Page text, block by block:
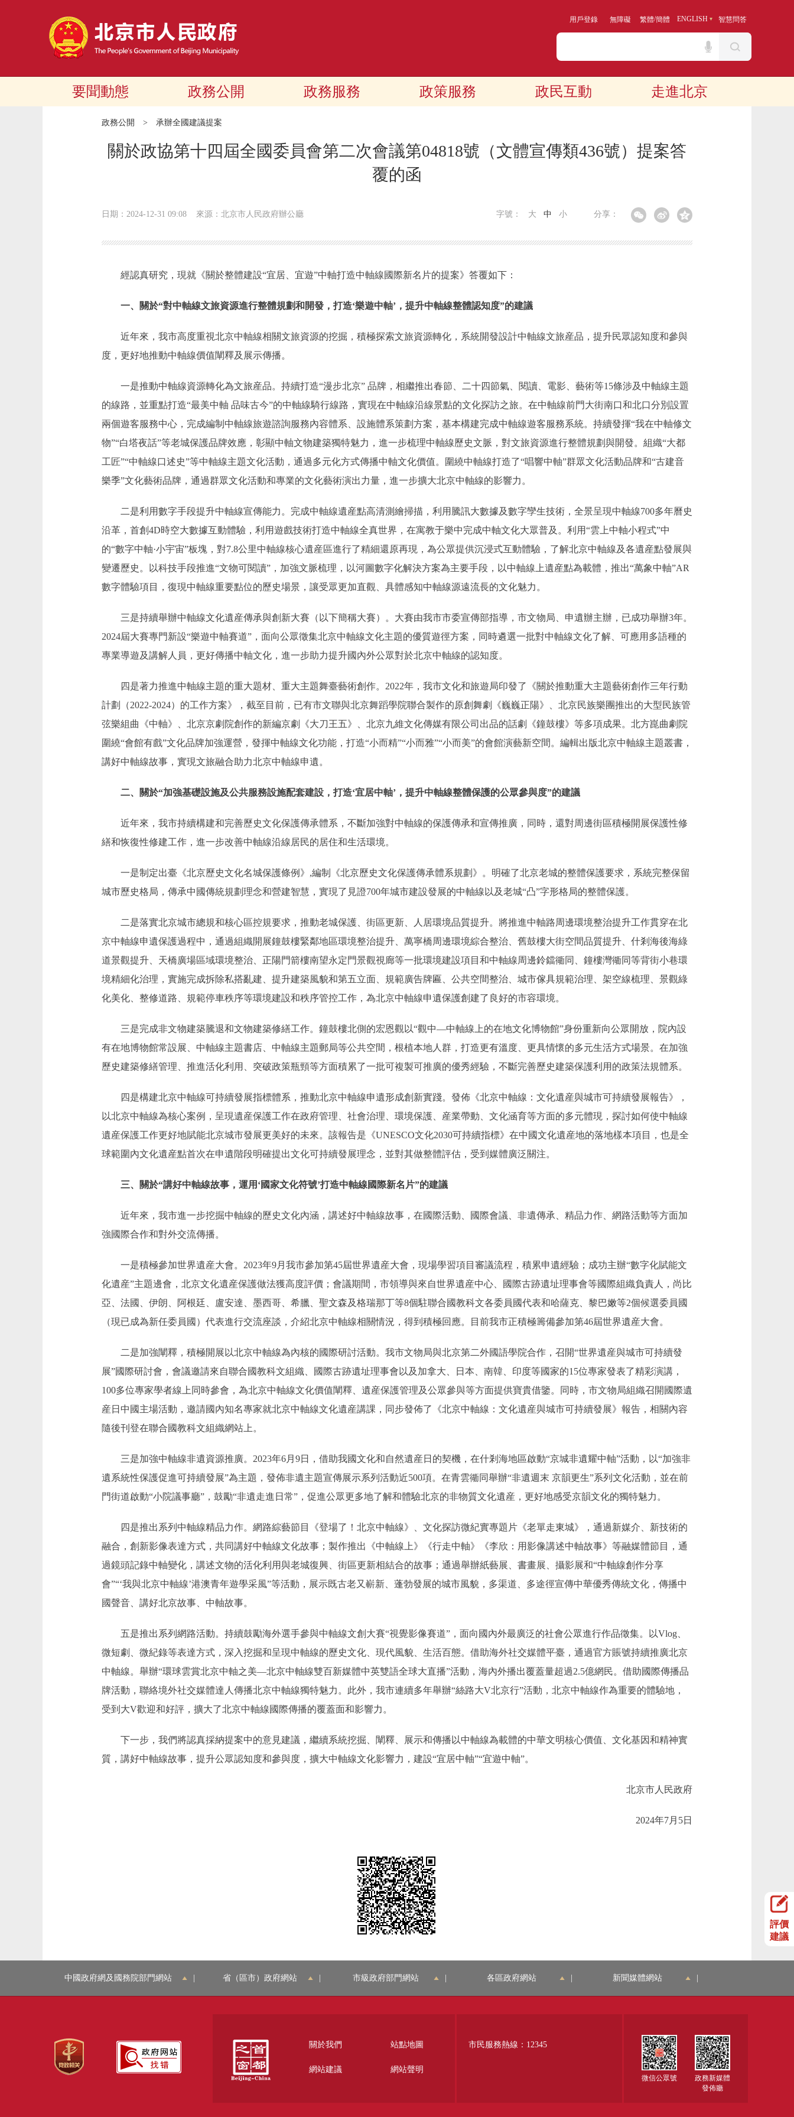
用戶登錄 無障礙 繁體/簡體 ENGLISH 智慧問答
要聞動態 政務公開 政務服務 政策服務 政民互動 走進北京
政務公開 > 承辦全國建議提案
關於政協第十四屆全國委員會第二次會議第04818號（文體宣傳類436號）提案答
覆的函
日期：2024-12-31 09:08 來源：北京市人民政府辦公廳 分享：
字號： 大 中 小
經認真研究，現就《關於整體建設“宜居、宜遊”中軸打造中軸線國際新名片的提案》答覆如下：
一、關於“對中軸線文旅資源進行整體規劃和開發，打造‘樂遊中軸’，提升中軸線整體認知度”的建議
近年來，我市高度重視北京中軸線相關文旅資源的挖掘，積極探索文旅資源轉化，系統開發設計中軸線文旅産品，提升民眾認知度和參與
度，更好地推動中軸線價值闡釋及展示傳播。
一是推動中軸線資源轉化為文旅産品。持續打造“漫步北京” 品牌，相繼推出春節、二十四節氣、閱讀、電影、藝術等15條涉及中軸線主題
的線路，並重點打造“最美中軸 品味古今”的中軸線騎行線路，實現在中軸線沿線景點的文化探訪之旅。在中軸線前門大街南口和北口分別設置
兩個遊客服務中心，完成編制中軸線旅遊諮詢服務內容體系、設施體系策劃方案，基本構建完成中軸線遊客服務系統。持續發揮“我在中軸修文
物”“白塔夜話”等老城保護品牌效應，彰顯中軸文物建築獨特魅力，進一步梳理中軸線歷史文脈，對文旅資源進行整體規劃與開發。組織“大都
工匠”“中軸線口述史”等中軸線主題文化活動，通過多元化方式傳播中軸文化價值。圍繞中軸線打造了“唱響中軸”群眾文化活動品牌和“古建音
樂季”文化藝術品牌，通過群眾文化活動和專業的文化藝術演出力量，進一步擴大北京中軸線的影響力。
二是利用數字手段提升中軸線宣傳能力。完成中軸線遺産點高清測繪掃描，利用騰訊大數據及數字孿生技術，全景呈現中軸線700多年曆史
沿革，首創4D時空大數據互動體驗，利用遊戲技術打造中軸線全真世界，在寓教于樂中完成中軸文化大眾普及。利用“雲上中軸小程式”中
的“數字中軸·小宇宙”板塊，對7.8公里中軸線核心遺産區進行了精細還原再現，為公眾提供沉浸式互動體驗，了解北京中軸線及各遺産點發展與
變遷歷史。以科技手段推進“文物可閱讀”，加強文脈梳理，以河圖數字化解決方案為主要手段，以中軸線上遺産點為載體，推出“萬象中軸”AR
數字體驗項目，復現中軸線重要點位的歷史場景，讓受眾更加直觀、具體感知中軸線源遠流長的文化魅力。
三是持續舉辦中軸線文化遺産傳承與創新大賽（以下簡稱大賽）。大賽由我市市委宣傳部指導，市文物局、申遺辦主辦，已成功舉辦3年。
2024屆大賽專門新設“樂遊中軸賽道”，面向公眾徵集北京中軸線文化主題的優質遊徑方案，同時遴選一批對中軸線文化了解、可應用多語種的
專業導遊及講解人員，更好傳播中軸文化，進一步助力提升國內外公眾對於北京中軸線的認知度。
四是著力推進中軸線主題的重大題材、重大主題舞臺藝術創作。2022年，我市文化和旅遊局印發了《關於推動重大主題藝術創作三年行動
計劃（2022-2024）的工作方案》，截至目前，已有市文聯與北京舞蹈學院聯合製作的原創舞劇《巍巍正陽》、北京民族樂團推出的大型民族管
弦樂組曲《中軸》、北京京劇院創作的新編京劇《大刀王五》、北京九維文化傳媒有限公司出品的話劇《鐘鼓樓》等多項成果。北方崑曲劇院
圍繞“會館有戲”文化品牌加強運營，發揮中軸線文化功能，打造“小而精”“小而雅”“小而美”的會館演藝新空間。編輯出版北京中軸線主題叢書，
講好中軸線故事，實現文旅融合助力北京中軸線申遺。
二、關於“加強基礎設施及公共服務設施配套建設，打造‘宜居中軸’，提升中軸線整體保護的公眾參與度”的建議
近年來，我市持續構建和完善歷史文化保護傳承體系，不斷加強對中軸線的保護傳承和宣傳推廣，同時，還對周邊街區積極開展保護性修
繕和恢復性修建工作，進一步改善中軸線沿線居民的居住和生活環境。
一是制定出臺《北京歷史文化名城保護條例》,編制《北京歷史文化保護傳承體系規劃》。明確了北京老城的整體保護要求，系統完整保留
城市歷史格局，傳承中國傳統規劃理念和營建智慧，實現了見證700年城市建設發展的中軸線以及老城“凸”字形格局的整體保護。
二是落實北京城市總規和核心區控規要求，推動老城保護、街區更新、人居環境品質提升。將推進中軸路周邊環境整治提升工作貫穿在北
京中軸線申遺保護過程中，通過組織開展鐘鼓樓緊鄰地區環境整治提升、萬寧橋周邊環境綜合整治、舊鼓樓大街空間品質提升、什剎海後海綠
道景觀提升、天橋廣場區域環境整治、正陽門箭樓南望永定門景觀視廊等一批環境建設項目和中軸線周邊鈴鐺衚同、鐘樓灣衚同等背街小巷環
境精細化治理，實施完成拆除私搭亂建、提升建築風貌和第五立面、規範廣告牌匾、公共空間整治、城市傢具規範治理、架空線梳理、景觀綠
化美化、整修道路、規範停車秩序等環境建設和秩序管控工作，為北京中軸線申遺保護創建了良好的市容環境。
三是完成非文物建築騰退和文物建築修繕工作。鐘鼓樓北側的宏恩觀以“觀中—中軸線上的在地文化博物館”身份重新向公眾開放，院內設
有在地博物館常設展、中軸線主題書店、中軸線主題郵局等公共空間，根植本地人群，打造更有溫度、更具情懷的多元生活方式場景。在加強
歷史建築修繕管理、推進活化利用、突破政策瓶頸等方面積累了一批可複製可推廣的優秀經驗，不斷完善歷史建築保護利用的政策法規體系。
四是構建北京中軸線可持續發展指標體系，推動北京中軸線申遺形成創新實踐。發佈《北京中軸線：文化遺産與城市可持續發展報告》，
以北京中軸線為核心案例，呈現遺産保護工作在政府管理、社會治理、環境保護、産業帶動、文化涵育等方面的多元體現，探討如何使中軸線
遺産保護工作更好地賦能北京城市發展更美好的未來。該報告是《UNESCO文化2030可持續指標》在中國文化遺産地的落地樣本項目，也是全
球範圍內文化遺産點首次在申遺階段明確提出文化可持續發展理念，並對其做整體評估，受到媒體廣泛關注。
三、關於“講好中軸線故事，運用‘國家文化符號’打造中軸線國際新名片”的建議
近年來，我市進一步挖掘中軸線的歷史文化內涵，講述好中軸線故事，在國際活動、國際會議、非遺傳承、精品力作、網路活動等方面加
強國際合作和對外交流傳播。
一是積極參加世界遺産大會。2023年9月我市參加第45屆世界遺産大會，現場學習項目審議流程，積累申遺經驗；成功主辦“數字化賦能文
化遺産”主題邊會，北京文化遺産保護做法獲高度評價；會議期間，市領導與來自世界遺産中心、國際古跡遺址理事會等國際組織負責人，尚比
亞、法國、伊朗、阿根廷、盧安達、墨西哥、希臘、聖文森及格瑞那丁等8個駐聯合國教科文各委員國代表和哈薩克、黎巴嫩等2個候選委員國
（現已成為新任委員國）代表進行交流座談，介紹北京中軸線相關情況，得到積極回應。目前我市正積極籌備參加第46屆世界遺産大會。
二是加強闡釋，積極開展以北京中軸線為內核的國際研討活動。我市文物局與北京第二外國語學院合作，召開“世界遺産與城市可持續發
展”國際研討會，會議邀請來自聯合國教科文組織、國際古跡遺址理事會以及加拿大、日本、南韓、印度等國家的15位專家發表了精彩演講，
100多位專家學者線上同時參會，為北京中軸線文化價值闡釋、遺産保護管理及公眾參與等方面提供寶貴借鑒。同時，市文物局組織召開國際遺
産日中國主場活動，邀請國內知名專家就北京中軸線文化遺産講課，同步發佈了《北京中軸線：文化遺産與城市可持續發展》報告，相關內容
隨後刊登在聯合國教科文組織網站上。
三是加強中軸線非遺資源推廣。2023年6月9日，借助我國文化和自然遺産日的契機，在什剎海地區啟動“京城非遺耀中軸”活動，以“加強非
遺系統性保護促進可持續發展”為主題，發佈非遺主題宣傳展示系列活動近500項。在青雲衚同舉辦“非遺週末 京韻更生”系列文化活動，並在前
門街道啟動“小院議事廳”，鼓勵“非遺走進日常”，促進公眾更多地了解和體驗北京的非物質文化遺産，更好地感受京韻文化的獨特魅力。
四是推出系列中軸線精品力作。網路綜藝節目《登場了！北京中軸線》、文化探訪微紀實專題片《老單走東城》，通過新媒介、新技術的
融合，創新影像表達方式，共同講好中軸線文化故事；製作推出《中軸線上》《行走中軸》《李欣：用影像講述中軸故事》等融媒體節目，通
過鏡頭記錄中軸變化，講述文物的活化利用與老城復興、街區更新相結合的故事；通過舉辦紙藝展、書畫展、攝影展和“中軸線創作分享
會”“‘我與北京中軸線’港澳青年遊學采風”等活動，展示既古老又嶄新、蓬勃發展的城市風貌，多渠道、多途徑宣傳中華優秀傳統文化，傳播中
國聲音、講好北京故事、中軸故事。
五是推出系列網路活動。持續鼓勵海外選手參與中軸線文創大賽“視覺影像賽道”，面向國內外最廣泛的社會公眾進行作品徵集。以Vlog、
微短劇、微紀錄等表達方式，深入挖掘和呈現中軸線的歷史文化、現代風貌、生活百態。借助海外社交媒體平臺，通過官方賬號持續推廣北京
中軸線。舉辦“環球雲賞北京中軸之美—北京中軸線雙百新媒體中英雙語全球大直播”活動，海內外播出覆蓋量超過2.5億網民。借助國際傳播品
牌活動，聯絡境外社交媒體達人傳播北京中軸線獨特魅力。此外，我市連續多年舉辦“絲路大V北京行”活動，北京中軸線作為重要的體驗地，
受到大V歡迎和好評，擴大了北京中軸線國際傳播的覆蓋面和影響力。
下一步，我們將認真採納提案中的意見建議，繼續系統挖掘、闡釋、展示和傳播以中軸線為載體的中華文明核心價值、文化基因和精神實
質，講好中軸線故事，提升公眾認知度和參與度，擴大中軸線文化影響力，建設“宜居中軸”“宜遊中軸”。
北京市人民政府
2024年7月5日
評價
建議
中國政府網及國務院部門網站 省（區市）政府網站 市級政府部門網站 各區政府網站 新聞媒體網站
關於我們 站點地圖
網站建議 網站聲明
市民服務熱線：12345
微信公眾號
政務新媒體
發佈廳